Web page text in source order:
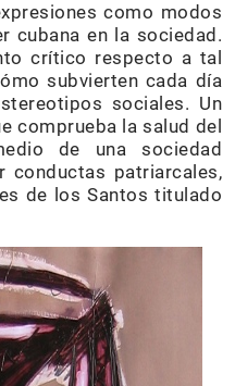
como modos
cubana en la sociedad.
crítico respecto a tal
subvierten cada día
sociales. Un
comprueba la salud del
de una sociedad
conductas patriarcales,
de los Santos titulado